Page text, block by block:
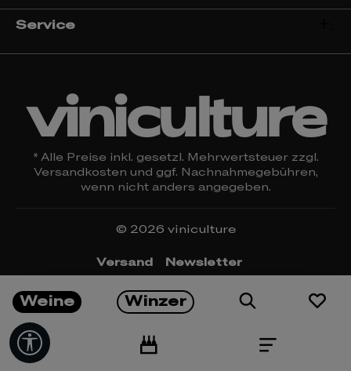
Weine Winzer
Service
viniculture
* Alle Preise inkl. gesetzl. Mehrwertsteuer zzgl.
Versandkosten und ggf. Nachnahmegebühren,
wenn nicht anders angegeben.
© 2026 viniculture
Versand
Newsletter
Öffnungszeiten & Kontakt
Impressum
Datenschutz
Widerrufsrecht
Cookie Einstellungen
Werkzeugleiste anzeigen